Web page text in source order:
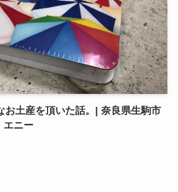
お土産を頂いた話。| 奈良県生駒市
エニー